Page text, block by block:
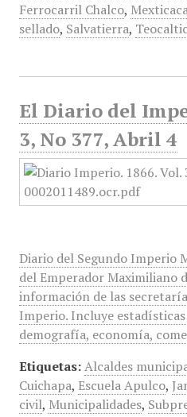
Ferrocarril Chalco,
sellado, Salvatierra,
El Diario del
3, No 377, Abril 4
Diario del Segundo Imperio
del Emperador Maximiliano
información de las
Imperio. Incluye estadísticas
demografía, economía,
Etiquetas: Alcaldes
Cuichapa, Escuela Apulco,
civil, Municipalidades,